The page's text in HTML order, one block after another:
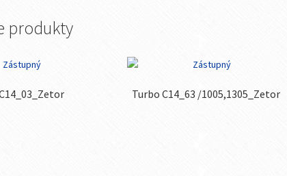
produkty
Turbo C14_63 /1005,1305_Zetor